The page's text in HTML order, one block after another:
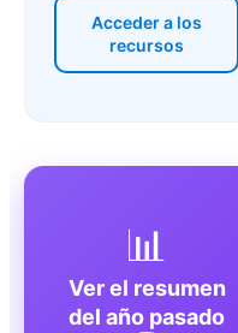
Acceder a los
recursos
📊
Ver el resumen
del año pasado